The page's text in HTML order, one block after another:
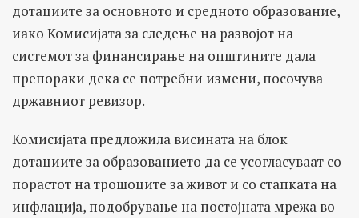
дотациите за основното и средното образование,
иако Комисијата за следење на развојот на
системот за финансирање на општините дала
препораки дека се потребни измени, посочува
државниот ревизор.
Комисијата предложила висината на блок
дотациите за образованието да се усогласуваат со
порастот на трошоците за живот и со стапката на
инфлација, подобрување на постојната мрежа во